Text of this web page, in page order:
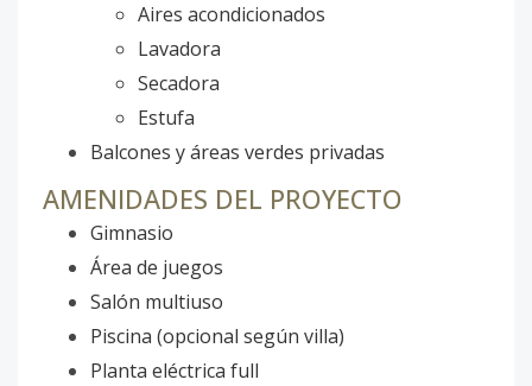
Aires acondicionados
Lavadora
Secadora
Estufa
Balcones y áreas verdes privadas
AMENIDADES DEL PROYECTO
Gimnasio
Área de juegos
Salón multiuso
Piscina (opcional según villa)
Planta eléctrica full